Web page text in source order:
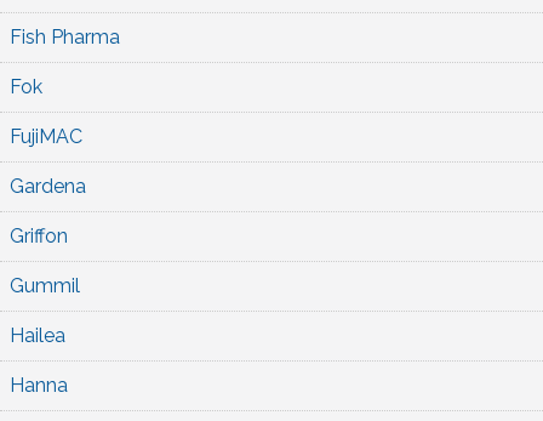
Fish Pharma
Fok
FujiMAC
Gardena
Griffon
Gummil
Hailea
Hanna